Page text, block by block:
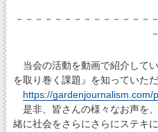
－－－－－－－－－－－－－－
－
当会の活動を動画で紹介して
を取り巻く課題』を知ってい
https://gardenjournalism.com/
是非、皆さんの様々なお声を
緒に社会をさらにさらにステキ